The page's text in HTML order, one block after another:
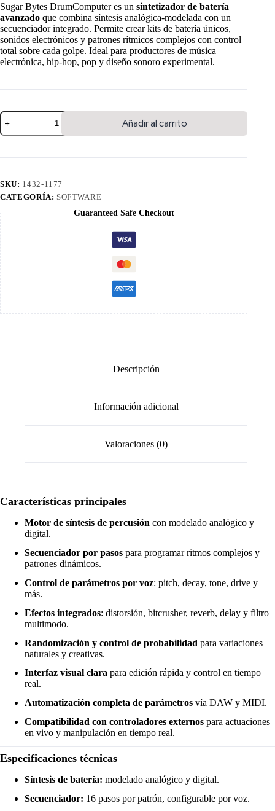
Sugar Bytes DrumComputer es un sintetizador de batería
avanzado que combina síntesis analógica-modelada con un
secuenciador integrado. Permite crear kits de batería únicos,
sonidos electrónicos y patrones rítmicos complejos con control
total sobre cada golpe. Ideal para productores de música
electrónica, hip-hop, pop y diseño sonoro experimental.
Añadir al carrito
SKU: 1432-1177
CATEGORÍA: SOFTWARE
Guaranteed Safe Checkout
Descripción
Información adicional
Valoraciones (0)
Características principales
Motor de síntesis de percusión con modelado analógico y
digital.
Secuenciador por pasos para programar ritmos complejos y
patrones dinámicos.
Control de parámetros por voz: pitch, decay, tone, drive y
más.
Efectos integrados: distorsión, bitcrusher, reverb, delay y filtro
multimodo.
Randomización y control de probabilidad para variaciones
naturales y creativas.
Interfaz visual clara para edición rápida y control en tiempo
real.
Automatización completa de parámetros vía DAW y MIDI.
Compatibilidad con controladores externos para actuaciones
en vivo y manipulación en tiempo real.
Especificaciones técnicas
Síntesis de batería: modelado analógico y digital.
Secuenciador: 16 pasos por patrón, configurable por voz.